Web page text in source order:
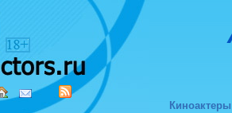
Киноактеры